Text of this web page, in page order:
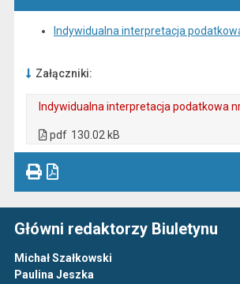
Indywidualna interpretacja
Załączniki:
Indywidualna interpretacja podatkowa
pdf 130.02 kB
Główni redaktorzy Biuletynu
Michał Szałkowski
Paulina Jeszka